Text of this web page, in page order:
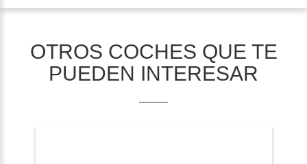
OTROS COCHES QUE TE
PUEDEN INTERESAR